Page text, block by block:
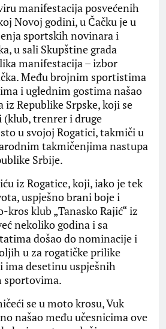
manifestacija posvećenih
Novoj godini, u Čačku je u
sportskih novinara i
u sali Skupštine grada
manifestacija – izbor
Među brojnim sportistima
i uglednim gostima našao
iz Republike Srpske, koji se
trenrer i druge
u svojoj Rogatici, takmiči u
takmičenjima nastupa
Srbije.
iz Rogatice, koji, iako je tek
uspješno brani boje i
klub „Tanasko Rajić“ iz
nekoliko godina i sa
došao do nominacije i
u za rogatičke prilike
ima desetinu uspješnih
sportovima.
se u moto krosu, Vuk
našao među učesnicima ove